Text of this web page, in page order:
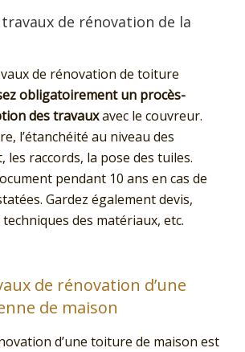
de rénovation de la
de rénovation de toiture
obligatoirement un procès-
des travauxavec le couvreur.
l’étanchéité au niveau des
les raccords, la pose des tuiles.
pendant 10 ans en cas de
Gardez également devis,
des matériaux, etc.
de rénovation d’une
de maison
d’une toiture de maison est